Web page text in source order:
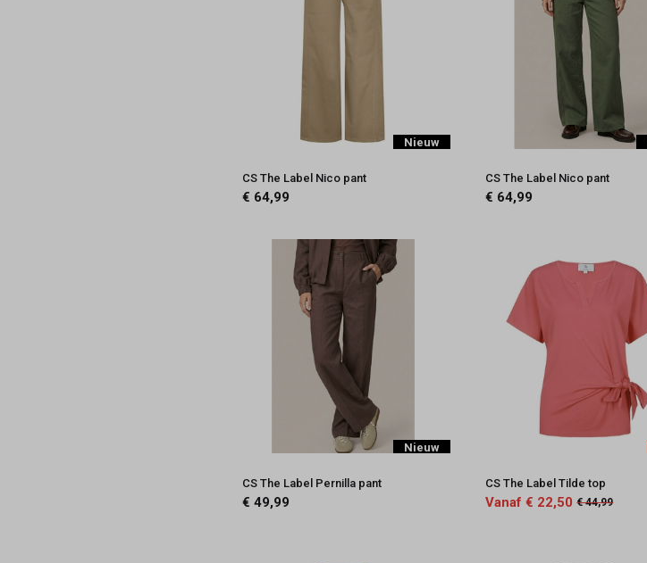
Nieuw
CS The Label Nico pant
€ 64,99
CS The Label Nico pant
€ 64,99
Nieuw
CS The Label Pernilla pant
€ 49,99
CS The Label Tilde top
Vanaf € 22,50 € 44,99